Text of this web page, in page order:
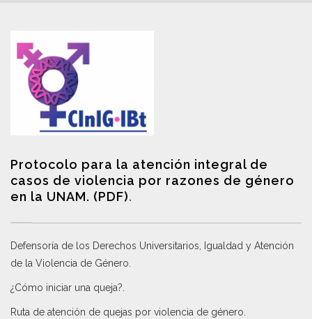
Protocolo para la atención integral de
casos de violencia por razones de género
en la UNAM. (PDF).
Defensoría de los Derechos Universitarios, Igualdad y Atención
de la Violencia de Género
¿Cómo iniciar una queja?
Ruta de atención de quejas por violencia de género